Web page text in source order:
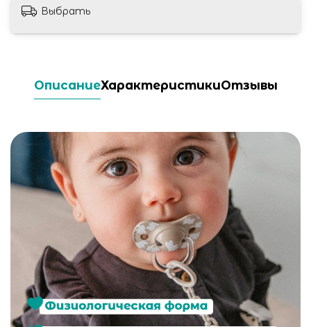
Выбрать
ОписаниеХарактеристикиОтзывы